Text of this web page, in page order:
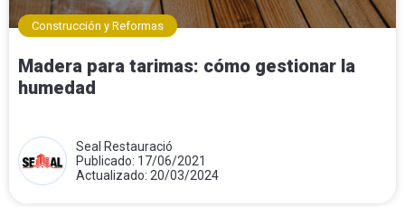
Construcción y Reformas
Madera para tarimas: cómo gestionar la
humedad
Seal Restauració
Publicado: 17/06/2021
Actualizado: 20/03/2024